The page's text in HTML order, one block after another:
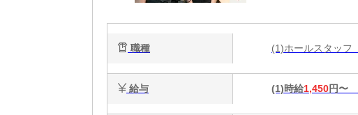
職種 (1)ホールスタッ
給与 (1)時給1,450円〜